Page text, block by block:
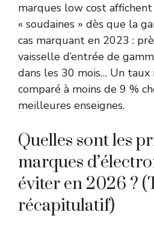
marques low cost affichent
« soudaines » dès que la
cas marquant en 2023 :
vaisselle d’entrée de
dans les 30 mois… Un taux
comparé à moins de 9 %
meilleures enseignes.
Quelles sont les
marques
éviter en 2026 ?
récapitulatif)